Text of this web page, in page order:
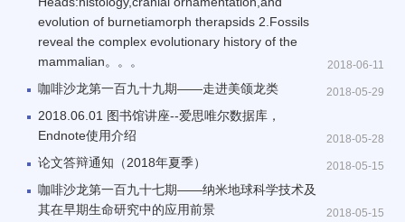
2018-06-11
evolution of burnetiamorph therapsids 2.Fossils
reveal the complex evolutionary history of the
mammalian。。。
2018-05-29
咖啡沙龙第一百九十九期——走进美颌龙类
2018-05-28
2018.06.01 图书馆讲座--爱思唯尔数据库，
Endnote使用介绍
2018-05-15
论文答辩通知（2018年夏季）
2018-05-15
咖啡沙龙第一百九十七期——纳米地球科学技术及
其在早期生命研究中的应用前景